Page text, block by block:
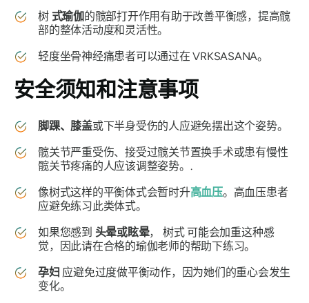
树 式瑜伽的髋部打开作用有助于改善平衡感，提高髋
部的整体活动度和灵活性。
轻度坐骨神经痛患者可以通过在VRKSASANA。
安全须知和注意事项
脚踝、膝盖或下半身受伤的人应避免摆出这个姿势。
髋关节严重受伤、接受过髋关节置换手术或患有慢性
髋关节疼痛的人应该调整姿势。.
像树式这样的平衡体式会暂时升高血压。高血压患者
应避免练习此类体式。
如果您感到 头晕或眩晕， 树式可能会加重这种感
觉，因此请在合格的瑜伽老师的帮助下练习。
孕妇 应避免过度做平衡动作，因为她们的重心会发生
变化。